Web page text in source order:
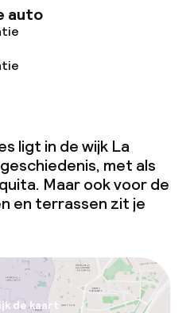
auto
ligt in de wijk La
met als
Maar ook voor de
en terrassen zit je
de kaart